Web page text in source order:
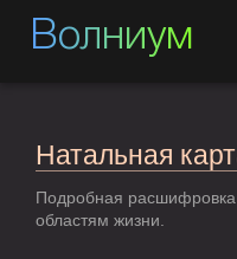
Волниум
Натальная
Подробная
областям жизни.